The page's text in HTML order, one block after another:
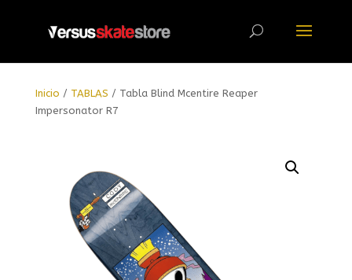
Inicio / TABLAS / Tabla Blind Mcentire Reaper
Impersonator R7